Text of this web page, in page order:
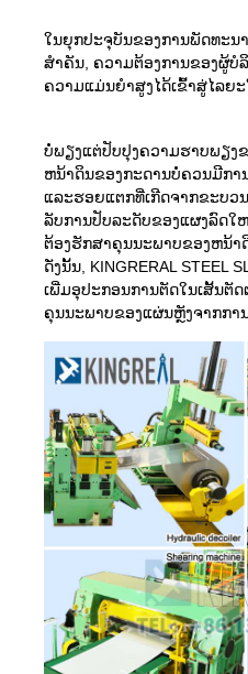
ໃນຍຸກປະຈຸບັນຂອງການພັດທະນ
ສໍາຄັນ, ຄວາມຕ້ອງການຂອງຜູ້ບໍ
ຄວາມແມ່ນຍໍາສູງໄດ້ເຂົ້າສູ່ໄລຍະ
ບໍ່ພຽງແຕ່ປັບປຸງຄວາມຮາບພຽງ
ຫນ້າດິນຂອງກະດານບໍ່ຄວນມີກ
ແລະຮອຍແຕກທີ່ເກີດຈາກຂະບວ
ລັບການປັບລະດັບຂອງແຜງລົດໃ
ຕ້ອງຮັກສາຄຸນນະພາບຂອງຫນ້າ
ດັ່ງນັ້ນ, KINGRERAL STEEL
ເພີ່ມອຸປະກອນການຕັດໃນເສັ້ນຕັ
ຄຸນນະພາບຂອງແຜ່ນຫຼັງຈາກກາ